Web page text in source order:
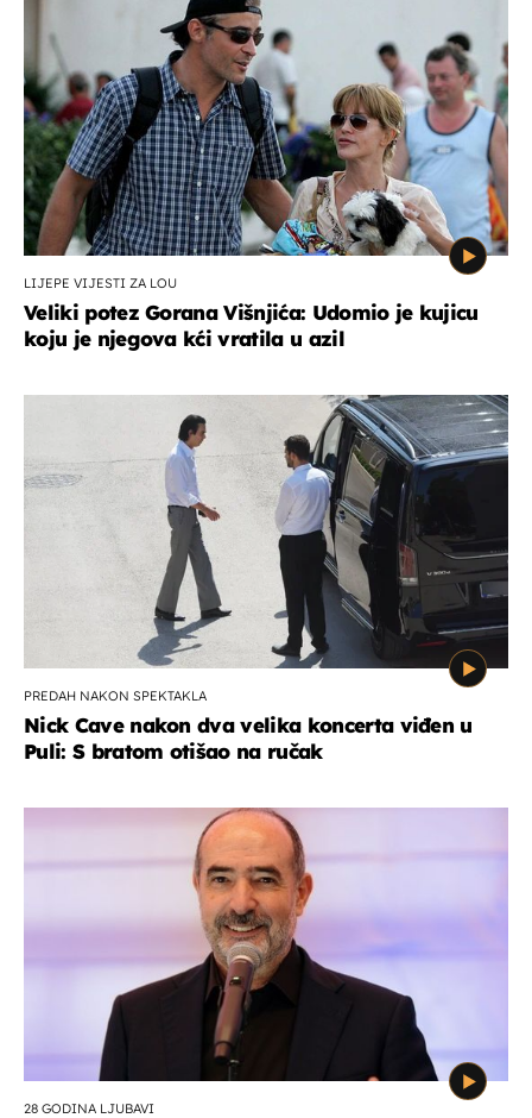
LIJEPE VIJESTI ZA LOU
Veliki potez Gorana Višnjića: Udomio je kujicu
koju je njegova kći vratila u azil
PREDAH NAKON SPEKTAKLA
Nick Cave nakon dva velika koncerta viđen u
Puli: S bratom otišao na ručak
28 GODINA LJUBAVI